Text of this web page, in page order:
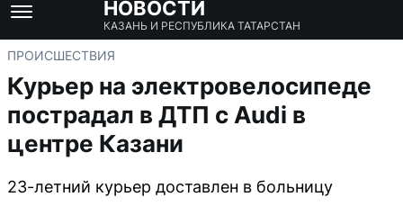
НОВОСТИ
КАЗАНЬ И РЕСПУБЛИКА ТАТАРСТАН
ПРОИСШЕСТВИЯ
Курьер на электровелосипеде
пострадал в ДТП с Audi в
центре Казани
23-летний курьер доставлен в больницу